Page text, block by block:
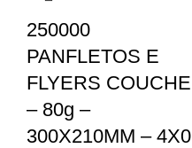
250000
PANFLETOS E
FLYERS COUCHE
– 80g –
300X210MM – 4X0